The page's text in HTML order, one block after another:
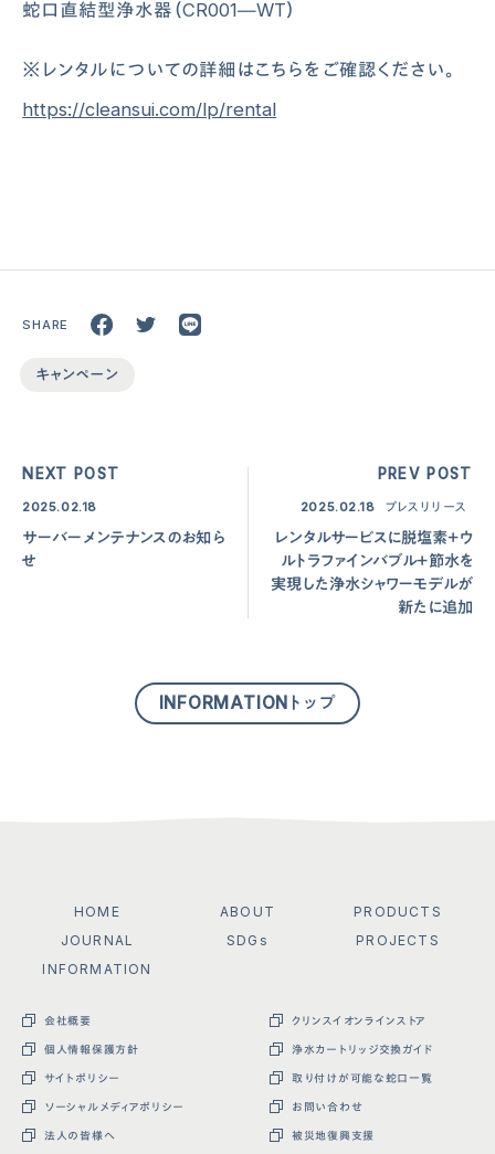
蛇口直結型浄水器（CR001―WT）
※レンタルについての詳細はこちらをご確認ください。
https://cleansui.com/lp/rental
キャンペーン
NEXT POST
2025.02.18
サーバーメンテナンスのお知ら
せ
PREV POST
2025.02.18 プレスリリース
レンタルサービスに脱塩素＋ウ
ルトラファインバブル＋節水を
実現した浄水シャワーモデルが
新たに追加
INFORMATIONトップ
HOME ABOUT
PRODUCTS
JOURNAL
SDGs
PROJECTS
INFORMATION
会社概要
個人情報保護方針
サイトポリシー
ソーシャルメディアポリシー
法人の皆様へ
クリンスイオンラインストア
浄水カートリッジ交換ガイド
取り付けが可能な蛇口一覧
お問い合わせ
被災地復興支援